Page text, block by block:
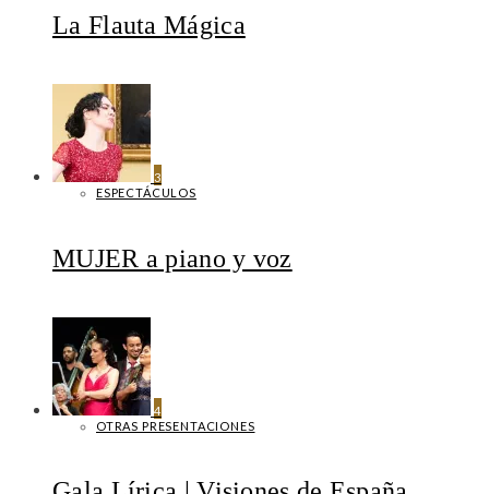
La Flauta Mágica
3
ESPECTÁCULOS
MUJER a piano y voz
4
OTRAS PRESENTACIONES